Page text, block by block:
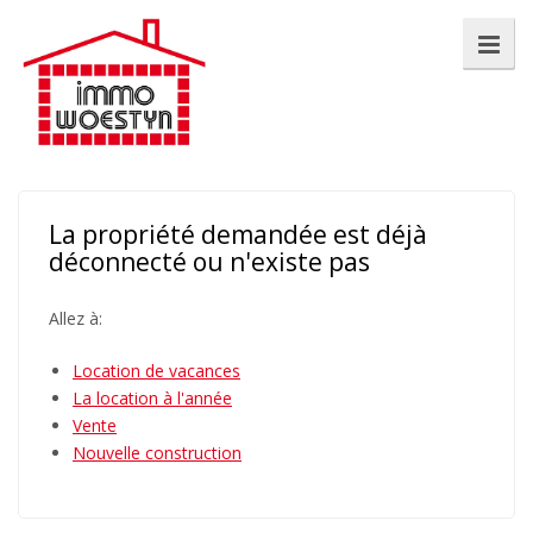
La propriété demandée est déjà
déconnecté ou n'existe pas
Allez à:
Location de vacances
La location à l'année
Vente
Nouvelle construction